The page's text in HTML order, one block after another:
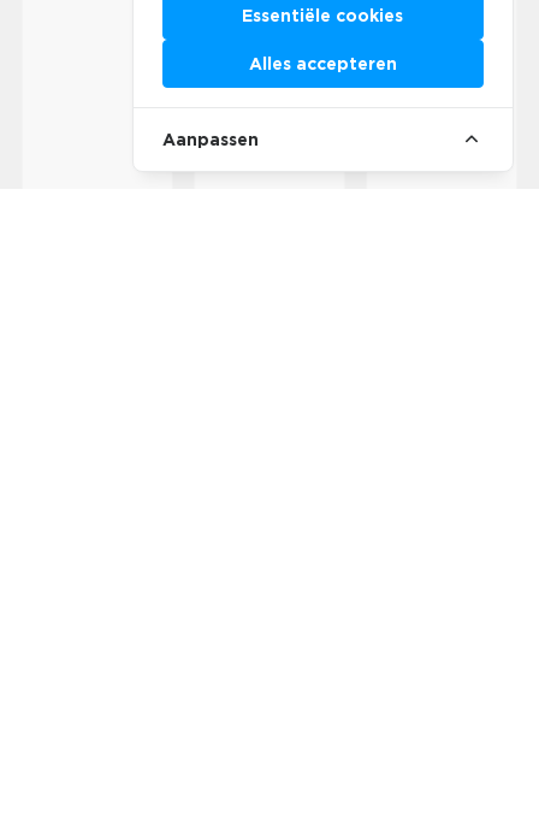
Essentiële cookies
Alles accepteren
Aanpassen